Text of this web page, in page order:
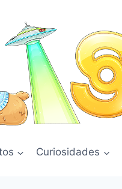
Curiosidades